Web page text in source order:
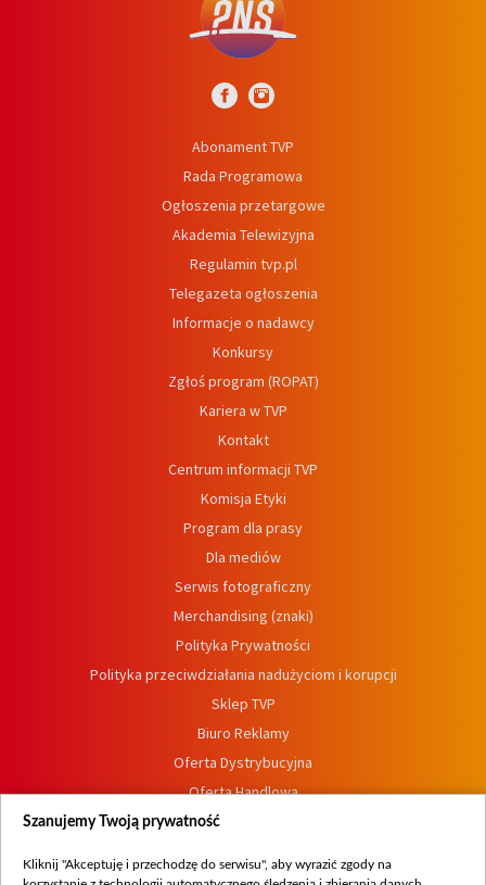
Abonament TVP
Rada Programowa
Ogłoszenia przetargowe
Akademia Telewizyjna
Regulamin tvp.pl
Telegazeta ogłoszenia
Informacje o nadawcy
Konkursy
Zgłoś program (ROPAT)
Kariera w TVP
Kontakt
Centrum informacji TVP
Komisja Etyki
Program dla prasy
Dla mediów
Serwis fotograficzny
Merchandising (znaki)
Polityka Prywatności
Polityka przeciwdziałania nadużyciom i korupcji
Sklep TVP
Biuro Reklamy
Oferta Dystrybucyjna
Oferta Handlowa
Dostępność
Procedura zgłoszeń wewnętrznych
Szanujemy Twoją prywatność
Kliknij "Akceptuję i przechodzę do serwisu", aby wyrazić zgody na